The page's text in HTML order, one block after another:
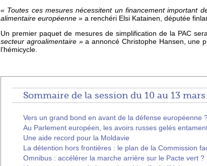
« Toutes ces mesures nécessitent un financement important
alimentaire européenne » a renchéri Elsi Katainen, députée
Un premier paquet de mesures de simplification de la PAC
secteur agroalimentaire »a annoncé Christophe Hansen, une
l’hémicycle.
Sommaire de la session du 10 au 13
Vers un grand bond en avant de la défense européenne
Au Parlement européen, les avoirs russes gelés
Une aide record pour la Moldavie
La détention hors frontières : le plan de la Commission
Omnibus : accélérer la marche arrière sur le Pacte vert ?